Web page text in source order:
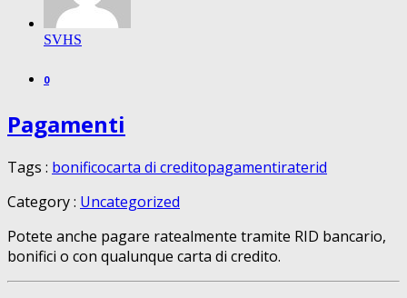
SVHS
0
Pagamenti
Tags : bonificocarta di creditopagamentiraterid
Category : Uncategorized
Potete anche pagare ratealmente tramite RID bancario,
bonifici o con qualunque carta di credito.